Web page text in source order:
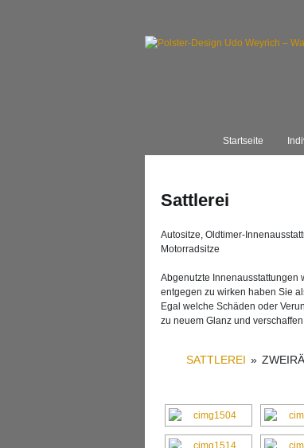
Startseite
Sattlerei
Autositze, Oldtimer-
Motorradsitze
Abgenutzte Innenausstattungen
entgegen zu wirken haben Sie
Egal welche Schäden oder
zu neuem Glanz und
SATTLEREI »